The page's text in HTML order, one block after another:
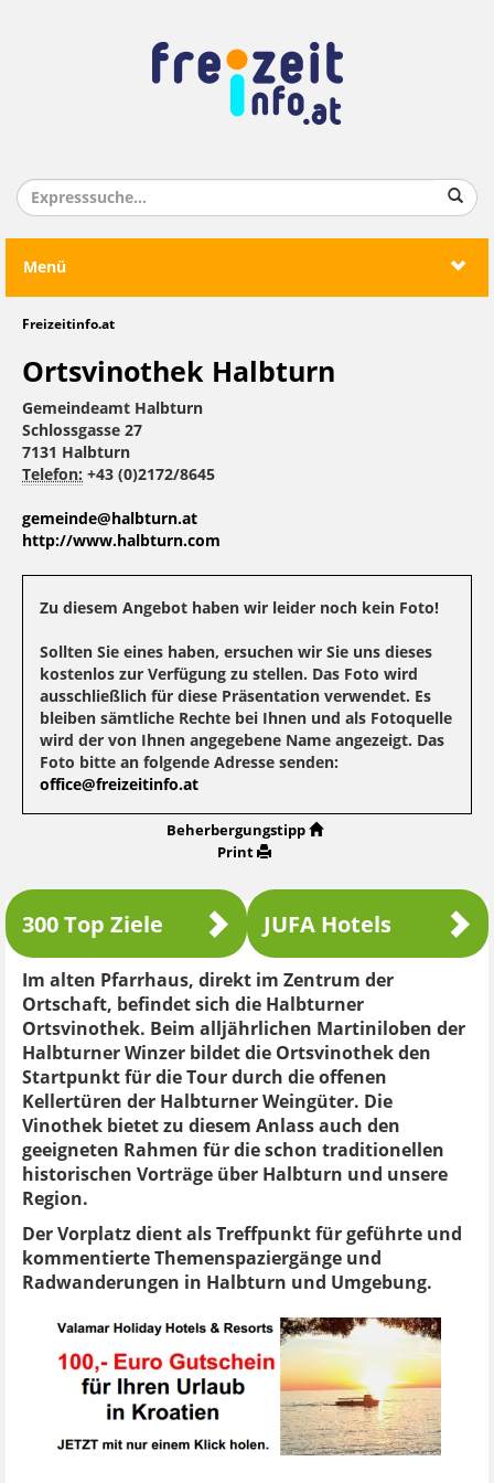
Menü
Freizeitinfo.at
Ortsvinothek Halbturn
Gemeindeamt Halbturn
Schlossgasse 27
7131 Halbturn
Telefon: +43 (0)2172/8645
gemeinde@halbturn.at
http://www.halbturn.com
Zu diesem Angebot haben wir leider noch kein Foto!
Sollten Sie eines haben, ersuchen wir Sie uns dieses
kostenlos zur Verfügung zu stellen. Das Foto wird
ausschließlich für diese Präsentation verwendet. Es
bleiben sämtliche Rechte bei Ihnen und als Fotoquelle
wird der von Ihnen angegebene Name angezeigt. Das
Foto bitte an folgende Adresse senden:
office@freizeitinfo.at
Beherbergungstipp
Print
300 Top Ziele JUFA Hotels
Im alten Pfarrhaus, direkt im Zentrum der
Ortschaft, befindet sich die Halbturner
Ortsvinothek. Beim alljährlichen Martiniloben der
Halbturner Winzer bildet die Ortsvinothek den
Startpunkt für die Tour durch die offenen
Kellertüren der Halbturner Weingüter. Die
Vinothek bietet zu diesem Anlass auch den
geeigneten Rahmen für die schon traditionellen
historischen Vorträge über Halbturn und unsere
Region.
Der Vorplatz dient als Treffpunkt für geführte und
kommentierte Themenspaziergänge und
Radwanderungen in Halbturn und Umgebung.